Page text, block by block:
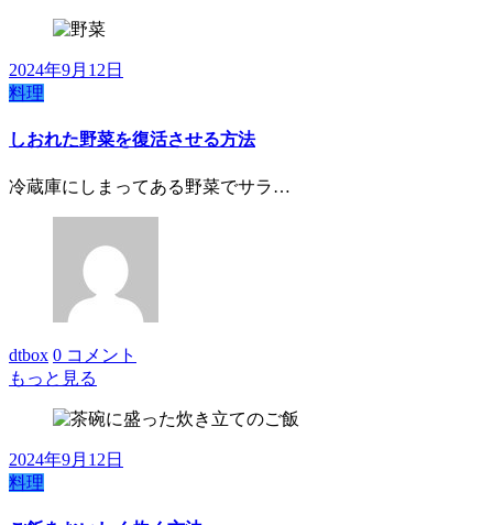
2024年9月12日
料理
しおれた野菜を復活させる方法
冷蔵庫にしまってある野菜でサラ…
dtbox 0 コメント
もっと見る
2024年9月12日
料理